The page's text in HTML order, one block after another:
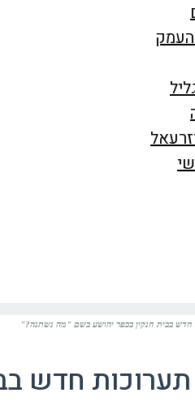
בבית חנקין בכפר יהושע בשם "מה נשתנה?"
חדש